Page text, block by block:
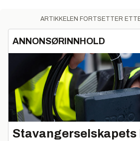
ARTIKKELEN FORTSETTER
ANNONSØRINNHOLD